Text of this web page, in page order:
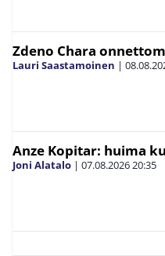
Zdeno Chara
Lauri Saastamoinen |
Anze Kopitar: huima
Joni Alatalo | 07.08.202620:35